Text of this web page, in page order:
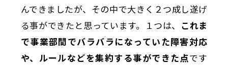
んできましたが、その中で大きく２つ成し遂げ
る事ができたと思っています。１つは、 これま
で事業部間でバラバラになっていた障害対応
や、ルールなどを集約する事ができた点です